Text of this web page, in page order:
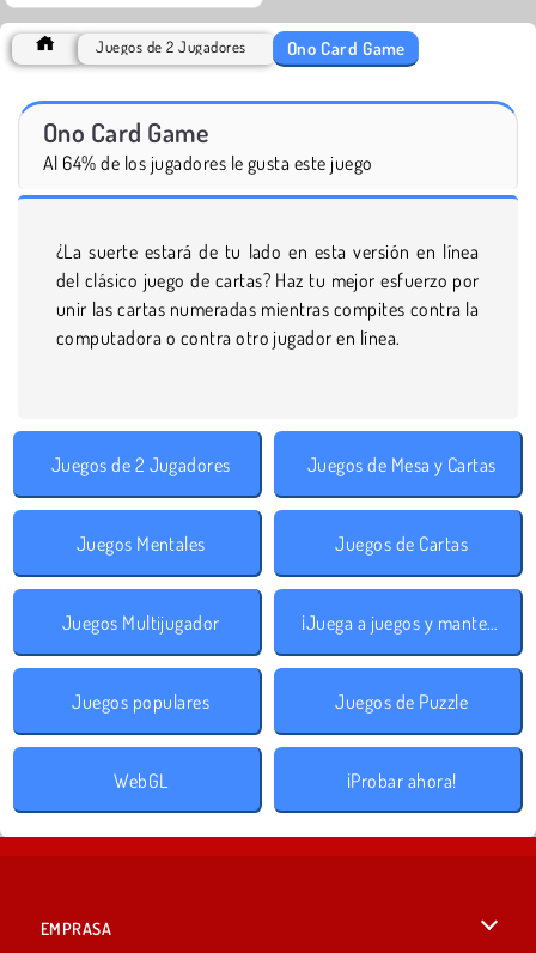
Juegos de 2 Jugadores Ono Card Game
Ono Card Game
Al 64% de los jugadores le gusta este juego
¿La suerte estará de tu lado en esta versión en línea
del clásico juego de cartas? Haz tu mejor esfuerzo por
unir las cartas numeradas mientras compites contra la
computadora o contra otro jugador en línea.
Juegos de 2 Jugadores Juegos de Mesa y Cartas
Juegos Mentales Juegos de Cartas
Juegos Multijugador ¡Juega a juegos y mantente a salvo!
Juegos populares Juegos de Puzzle
WebGL ¡Probar ahora!
EMPRASA